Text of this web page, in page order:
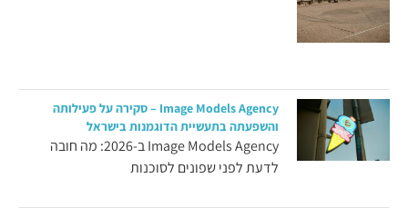
Image Models Agency – סקירה על פעילותה
והשפעתה בתעשיית הדוגמנות בישראל
Image Models Agency ב-2026: מה חובה
לדעת לפני שפונים לסוכנות